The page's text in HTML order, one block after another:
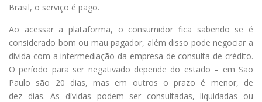
Brasil, o serviço é pago.
Ao acessar a plataforma, o consumidor fica sabendo se é
considerado bom ou mau pagador, além disso pode negociar a
dívida com a intermediação da empresa de consulta de crédito.
O período para ser negativado depende do estado – em São
Paulo são 20 dias, mas em outros o prazo é menor, de
dez dias. As dívidas podem ser consultadas, liquidadas ou